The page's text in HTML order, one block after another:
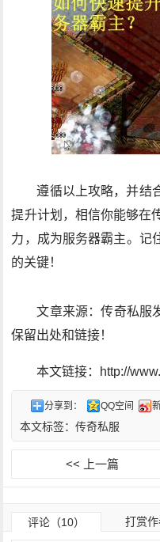
遵循以上攻略，并结
提升计划，相信你能够在
力，成为服务器霸主。记
的关键！
文章来源：传奇私服
保留出处和链接！
本文链接：http://
分享到： QQ空间
本文标签：传奇私服
<< 上一篇
评论（10） 打赏